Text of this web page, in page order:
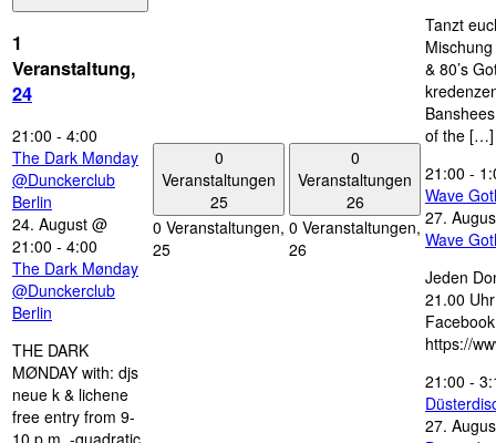
1
Veranstaltung,
24
21:00 - 4:00
The Dark Mønday
@Dunckerclub
Berlin
24. August @
21:00 - 4:00
The Dark Mønday
@Dunckerclub
Berlin
THE DARK
MØNDAY with: djs
neue k & lichene
free entry from 9-
0
Veranstaltungen
25
0 Veranstaltungen,
25
0
Veranstaltungen
26
0 Veranstaltungen,
26
Tanzt
& 80’s
of the […]
21:00 -
Wave
27.
Wave
Jeden
21.00
https://
21:00 -
27.